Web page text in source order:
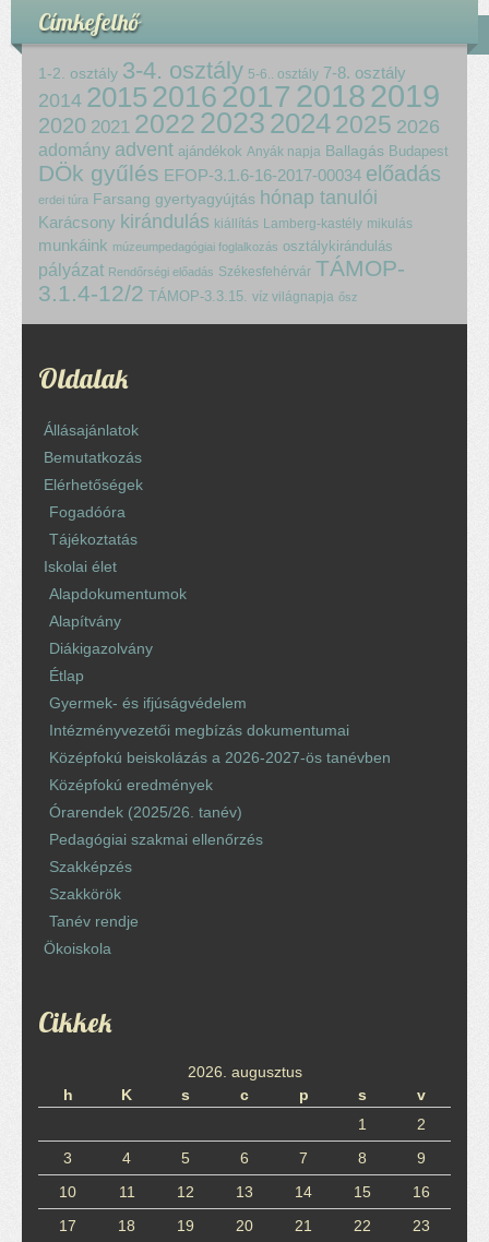
Címkefelhő
1-2. osztály 3-4. osztály 5-6.. osztály 7-8. osztály
2014 2015 2016 2017 20182019
2020 2021 2022 2023 20242025 2026
adomány advent ajándékok Anyák napja Ballagás Budapest
DÖk gyűlés EFOP-3.1.6-16-2017-00034 előadás
erdei túra Farsang gyertyagyújtás hónap tanulói
Karácsony kirándulás kiállítás Lamberg-kastély mikulás
munkáink múzeumpedagógiai foglalkozás osztálykirándulás
pályázat Rendőrségi előadás Székesfehérvár TÁMOP-
3.1.4-12/2 TÁMOP-3.3.15. víz világnapja ősz
Oldalak
Állásajánlatok
Bemutatkozás
Elérhetőségek
Fogadóóra
Tájékoztatás
Iskolai élet
Alapdokumentumok
Alapítvány
Diákigazolvány
Étlap
Gyermek- és ifjúságvédelem
Intézményvezetői megbízás dokumentumai
Középfokú beiskolázás a 2026-2027-ös tanévben
Középfokú eredmények
Órarendek (2025/26. tanév)
Pedagógiai szakmai ellenőrzés
Szakképzés
Szakkörök
Tanév rendje
Ökoiskola
Cikkek
2026. augusztus
h
K s c p s
v
1
2
3
4 5 6 7 8
9
10
11 12 13 14 15
16
17
18 19 20 21 22
23